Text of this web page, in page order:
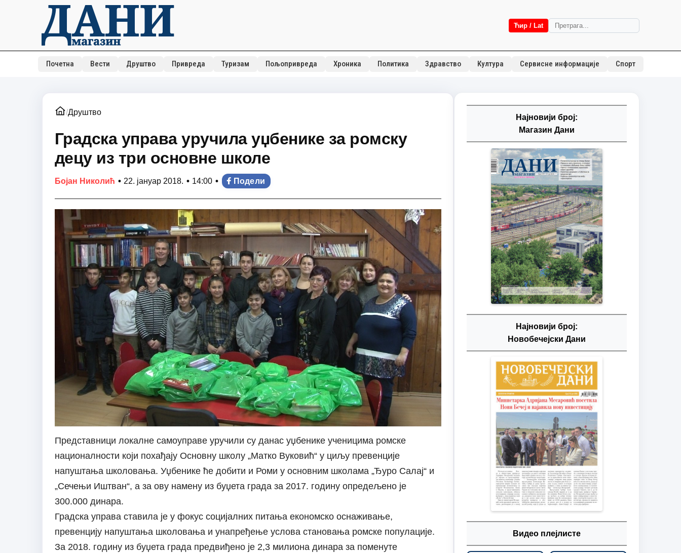
Ћир / Lat
Почетна Вести Друштво Привреда Туризам Пољопривреда Хроника Политика Здравство Култура Сервисне информације Спорт
/Друштво
Градска управа уручила уџбенике за ромску
децу из три основне школе
Бојан Николић • 22. јануар 2018. • 14:00 • Подели
Представници локалне самоуправе уручили су данас уџбенике ученицима ромске
националности који похађају Основну школу „Матко Вуковић“ у циљу превенције
напуштања школовања. Уџбенике ће добити и Роми у основним школама „Ђуро Салај“ и
„Сечењи Иштван“, а за ову намену из буџета града за 2017. годину опредељено је
300.000 динара.
Градска управа ставила је у фокус социјалних питања економско оснаживање,
превенцију напуштања школовања и унапређење услова становања ромске популације.
За 2018. годину из буџета града предвиђено је 2,3 милиона динара за поменуте
Најновији број:
Магазин Дани
Најновији број:
Новобечејски Дани
Видео плејлисте